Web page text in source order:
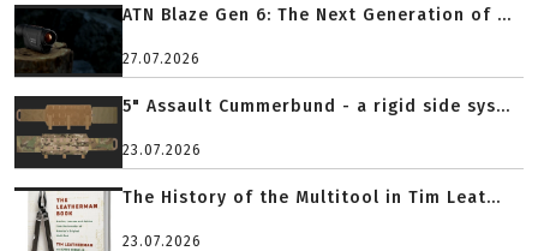
ATN Blaze Gen 6: The Next Generation of ...
27.07.2026
5" Assault Cummerbund - a rigid side sys...
23.07.2026
The History of the Multitool in Tim Leat...
23.07.2026